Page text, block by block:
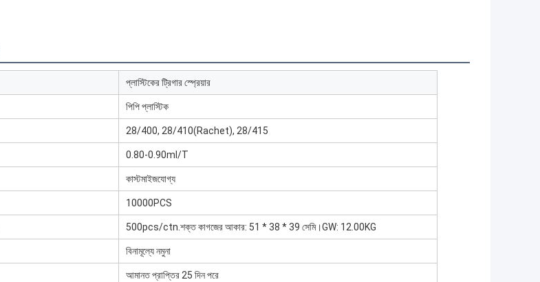
প্লাস্টিকের ট্রিগার স্প্রেয়ার
পিপি প্লাস্টিক
28/400, 28/410(Rachet), 28/415
0.80-0.90ml/T
কাস্টমাইজযোগ্য
10000PCS
500pcs/ctn.শক্ত কাগজের আকার: 51 * 38 * 39 সেমি।GW: 12.00KG
বিনামূল্যে নমুনা
আমানত প্রাপ্তির 25 দিন পরে